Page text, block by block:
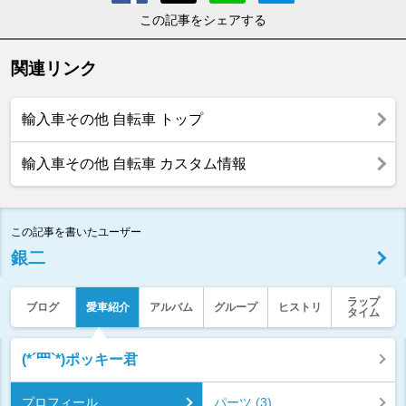
この記事をシェアする
関連リンク
輸入車その他 自転車 トップ
輸入車その他 自転車 カスタム情報
この記事を書いたユーザー
銀二
ブログ 愛車紹介 アルバム グループ ヒストリ
ラップ
タイム
(*´罒`*)ポッキー君
プロフィール パーツ (3)